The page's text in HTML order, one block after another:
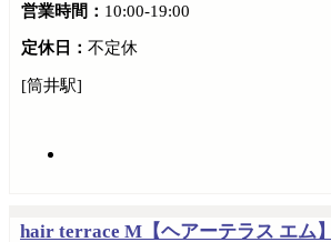
営業時間： 10:00-19:00
定休日： 不定休
[筒井駅]
hair terrace M【ヘアーテラス エム】